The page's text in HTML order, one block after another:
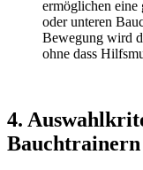
ermöglichen eine
oder unteren
Bewegung wird
ohne dass
4.
Bauchtrainern